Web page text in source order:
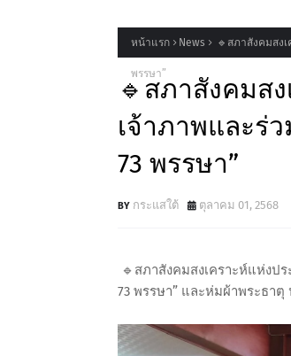
หน้าแรก News 🔹สภาสังคมสง
พรรษา”
🔹สภาสังคมส
เจ้าภาพและร่
73 พรรษา”
กระแสใต้ ตุลาคม 01, 2568
🔹สภาสังคมสงเคราะห์แห่ง
73 พรรษา” และห่มผ้าพระธา